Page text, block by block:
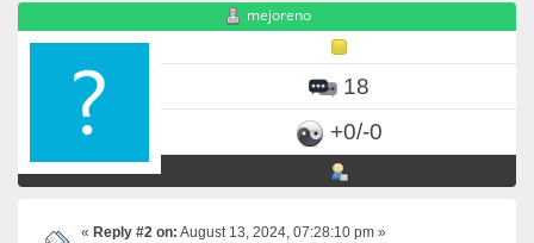
mejoreno
18
+0/-0
« Reply #2 on: August 13, 2024, 07:28:10 pm »